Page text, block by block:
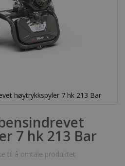
høytrykkspyler 7 hk 213 Bar
7 hk 213 Bar
til å omtale produktet